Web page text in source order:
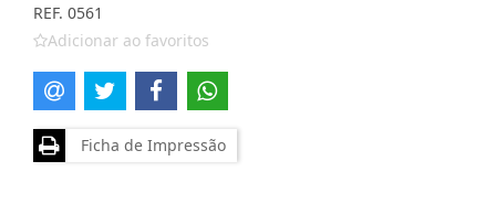
REF. 0561
Adicionar ao favoritos
Ficha de Impressão